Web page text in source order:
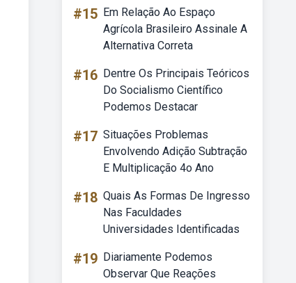
#15 Em Relação Ao Espaço
Agrícola Brasileiro Assinale A
Alternativa Correta
#16 Dentre Os Principais Teóricos
Do Socialismo Científico
Podemos Destacar
#17 Situações Problemas
Envolvendo Adição Subtração
E Multiplicação 4o Ano
#18 Quais As Formas De Ingresso
Nas Faculdades
Universidades Identificadas
#19 Diariamente Podemos
Observar Que Reações